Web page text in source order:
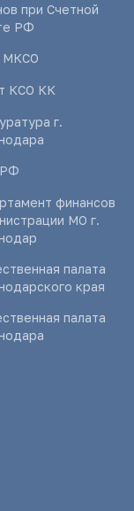
при Счетной
РФ
МКСО
КСО КК
г.
финансов
МО г.
палата
края
палата